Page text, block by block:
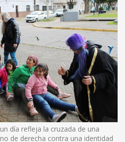
día refleja la cruzada de una
de derecha contra una identidad